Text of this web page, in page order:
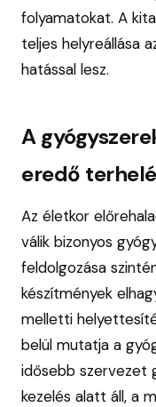
folyamatokat. A
teljes helyreállása
hatással lesz.
A
eredő
Az életkor
válik bizonyos
feldolgozása
készítmények
melletti
belül mutatja a
idősebb szervezet
kezelés alatt áll, a